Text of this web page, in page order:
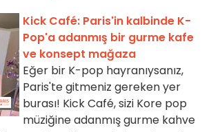
Kick Café: Paris'in kalbinde K-
Pop'a adanmış bir gurme kafe
ve konsept mağaza
Eğer bir K-pop hayranıysanız,
Paris'te gitmeniz gereken yer
burası! Kick Café, sizi Kore pop
müziğine adanmış gurme kahve